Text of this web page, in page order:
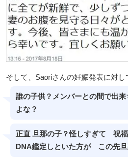
そして、Saoriさんの妊娠発表に対し
誰の子供？メンバーとの間で出
よな？
正直 旦那の子？怪しすぎて 祝
DNA鑑定しといた方が この先旦